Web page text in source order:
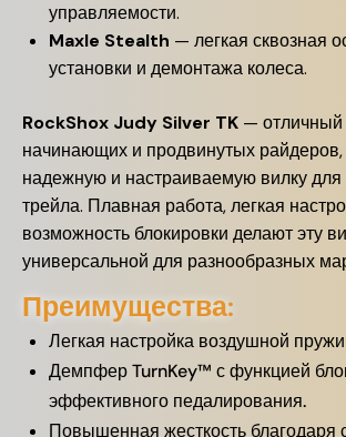
управляемости.
Maxle Stealth — легкая сквозная
установки и демонтажа колеса.
RockShox Judy Silver TK —
начинающих и продвинутых
надежную и настраиваемую вилку для
трейла. Плавная работа, легкая
возможность блокировки делают эту
универсальной для разнообразных
Преимущества:
Легкая настройка воздушной
Демпфер TurnKey™ с функцией
эффективного педалирования.
Повышенная жесткость благодаря